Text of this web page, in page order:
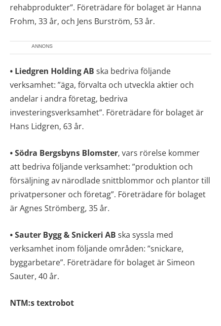
rehabprodukter”. Företrädare för bolaget är Hanna
Frohm, 33 år, och Jens Burström, 53 år.
ANNONS
• Liedgren Holding AB ska bedriva följande
verksamhet: ”äga, förvalta och utveckla aktier och
andelar i andra företag, bedriva
investeringsverksamhet”. Företrädare för bolaget är
Hans Lidgren, 63 år.
• Södra Bergsbyns Blomster, vars rörelse kommer
att bedriva följande verksamhet: ”produktion och
försäljning av närodlade snittblommor och plantor till
privatpersoner och företag”. Företrädare för bolaget
är Agnes Strömberg, 35 år.
• Sauter Bygg & Snickeri AB ska syssla med
verksamhet inom följande områden: ”snickare,
byggarbetare”. Företrädare för bolaget är Simeon
Sauter, 40 år.
NTM:s textrobot